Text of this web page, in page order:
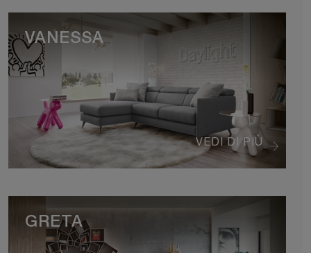
VEDI DI PIÙ
VANESSA
GRETA